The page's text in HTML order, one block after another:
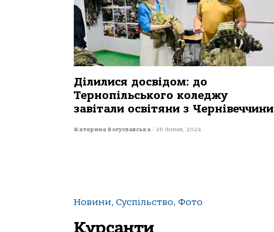
Ділилися досвідом: до
Тернопільського коледжу
завітали освітяни з Чернівеччини
Катерина Богуславська - 26 Липня, 2024
Новини, Суспільство, Фото
Курсанти